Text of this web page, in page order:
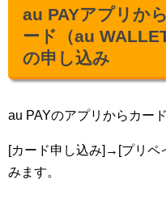
au PAYアプリか
ード（au
の申し込み
au PAYのアプリからカー
[カード申し込み]→[プリペ
みます。